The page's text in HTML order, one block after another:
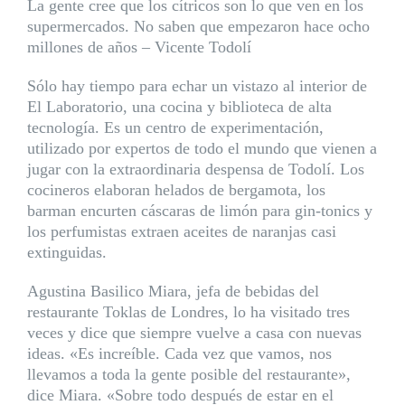
La gente cree que los cítricos son lo que ven en los
supermercados. No saben que empezaron hace ocho
millones de años – Vicente Todolí
Sólo hay tiempo para echar un vistazo al interior de
El Laboratorio, una cocina y biblioteca de alta
tecnología. Es un centro de experimentación,
utilizado por expertos de todo el mundo que vienen a
jugar con la extraordinaria despensa de Todolí. Los
cocineros elaboran helados de bergamota, los
barman encurten cáscaras de limón para gin-tonics y
los perfumistas extraen aceites de naranjas casi
extinguidas.
Agustina Basilico Miara, jefa de bebidas del
restaurante Toklas de Londres, lo ha visitado tres
veces y dice que siempre vuelve a casa con nuevas
ideas. «Es increíble. Cada vez que vamos, nos
llevamos a toda la gente posible del restaurante»,
dice Miara. «Sobre todo después de estar en el